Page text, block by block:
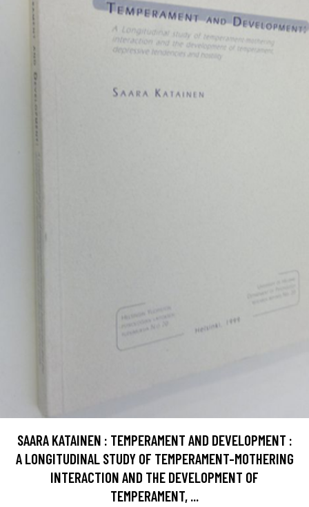
SAARA KATAINEN : TEMPERAMENT AND DEVELOPMENT :
A LONGITUDINAL STUDY OF TEMPERAMENT-MOTHERING
INTERACTION AND THE DEVELOPMENT OF
TEMPERAMENT, ...